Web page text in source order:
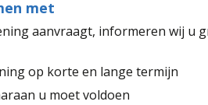
met
aanvraagt, informeren wij u
op korte en lange termijn
u moet voldoen